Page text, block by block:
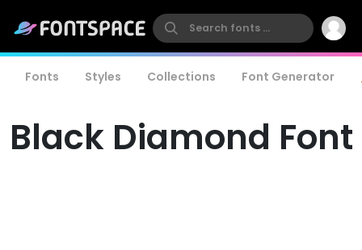
Fonts Styles Collections Font Generator
Black Diamond Font